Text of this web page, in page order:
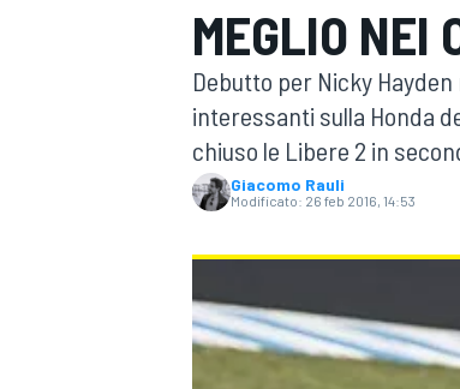
MOTOGP
WRC
MEGLIO NEI
Debutto per Nicky
interessanti sulla Honda
chiuso le Libere 2 in
Giacomo Rauli
Modificato: 26 feb 2016, 14:53